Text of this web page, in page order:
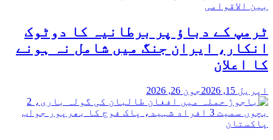
بین الاقوامی
ٹرمپ کے دباؤ پر برطانیہ کا دوٹوک
انکار، ایران جنگ میں شامل نہ ہونے
کا اعلان
اپریل 15, 2026 جون 26, 2026
پاکستان